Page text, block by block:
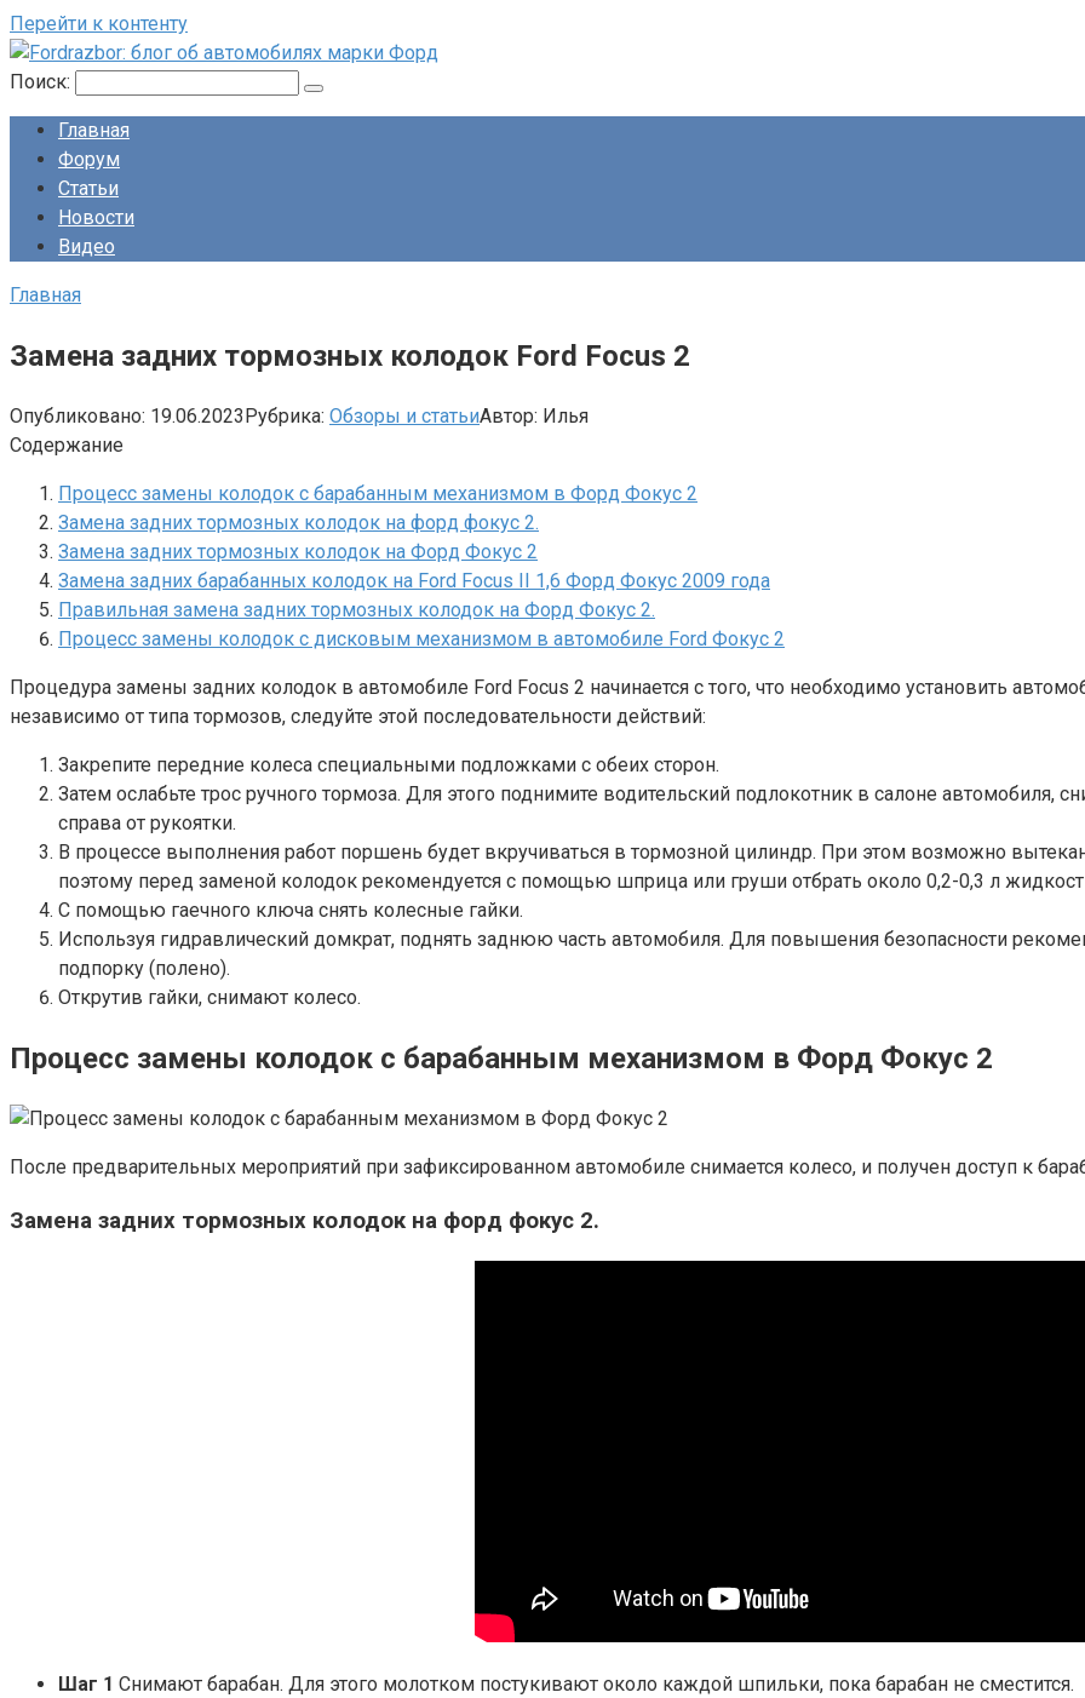
Перейти к контенту
Поиск:
Главная
Форум
Статьи
Новости
Видео
Главная
Замена задних тормозных колодок Ford Focus 2
Опубликовано: 19.06.2023Рубрика: Обзоры и статьиАвтор: Илья
Содержание
Процесс замены колодок с барабанным механизмом в Форд Фокус 2
Замена задних тормозных колодок на форд фокус 2.
Замена задних тормозных колодок на Форд Фокус 2
Замена задних барабанных колодок на Ford Focus II 1,6 Форд Фокус 2009 года
Правильная замена задних тормозных колодок на Форд Фокус 2.
Процесс замены колодок с дисковым механизмом в автомобиле Ford Фокус 2
Процедура замены задних колодок в автомобиле Ford Focus 2 начинается с того, что необходимо установить
независимо от типа тормозов, следуйте этой последовательности действий:
Закрепите передние колеса специальными подложками с обеих сторон.
Затем ослабьте трос ручного тормоза. Для этого поднимите водительский подлокотник в салоне автомобиля,
справа от рукоятки.
В процессе выполнения работ поршень будет вкручиваться в тормозной цилиндр. При этом возможно
поэтому перед заменой колодок рекомендуется с помощью шприца или груши отбрать около 0,2-0,3 л
С помощью гаечного ключа снять колесные гайки.
Используя гидравлический домкрат, поднять заднюю часть автомобиля. Для повышения безопасности
подпорку (полено).
Открутив гайки, снимают колесо.
Процесс замены колодок с барабанным механизмом в Форд Фокус 2
После предварительных мероприятий при зафиксированном автомобиле снимается колесо, и получен доступ к
Замена задних тормозных колодок на форд фокус 2.
Шаг 1 Снимают барабан. Для этого молотком постукивают около каждой шпильки, пока барабан не сместится.